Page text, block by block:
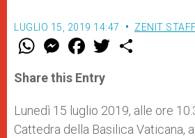
LUGLIO 15, 2019 14:47 ZENIT
W
t
s
p
p
M
e
s
e
g
e
r
F
a
e
b
o
k
w
r
Share this Entry
Lunedì 15 luglio 2019, alle ore
Cattedra della Basilica Vaticana,